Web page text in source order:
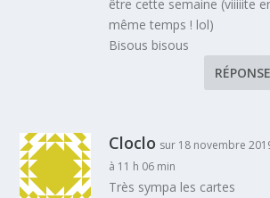
être cette semaine (viiiiite
même temps ! lol)
Bisous bisous
RÉPONSE
Cloclo sur 18 novembre
à 11 h 06 min
Très sympa les cartes